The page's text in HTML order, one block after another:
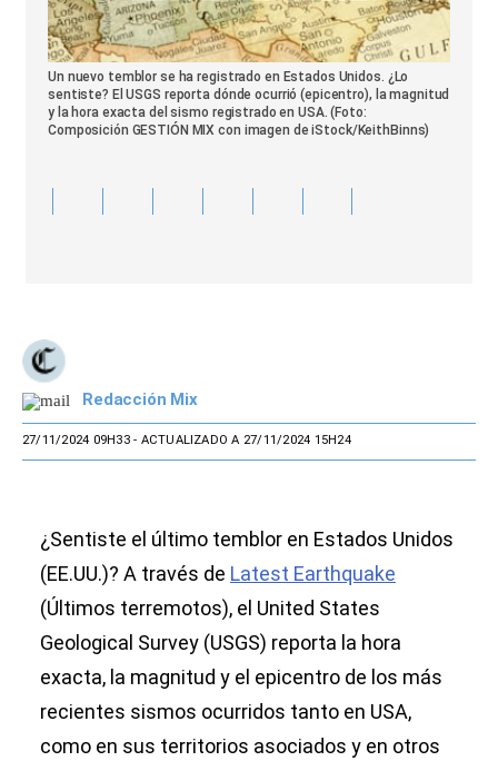
Un nuevo temblor se ha registrado en Estados Unidos. ¿Lo
sentiste? El USGS reporta dónde ocurrió (epicentro), la magnitud
y la hora exacta del sismo registrado en USA. (Foto:
Composición GESTIÓN MIX con imagen de iStock/KeithBinns)
Redacción Mix
27/11/2024 09H33- ACTUALIZADO A 27/11/2024 15H24
¿Sentiste el último temblor en Estados Unidos
(EE.UU.)? A través de Latest Earthquake
(Últimos terremotos), el United States
Geological Survey (USGS) reporta la hora
exacta, la magnitud y el epicentro de los más
recientes sismos ocurridos tanto en USA,
como en sus territorios asociados y en otros